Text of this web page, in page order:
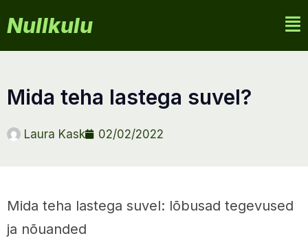
Nullkulu
mida teha lastega suvel?
Laura Kask 02/02/2022
Mida teha lastega suvel: lõbusad tegevused
ja nõuanded